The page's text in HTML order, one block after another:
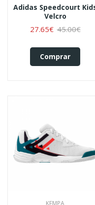
Adidas Speedcourt
Velcro
27.65€ 45.00€
Comprar
KEMPA